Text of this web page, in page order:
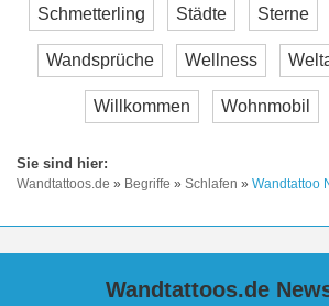
Schmetterling Städte Sterne
Wandsprüche Wellness
Willkommen Wohnmobil
Wandtattoos.de » Begriffe » Schlafen » Wandtattoo
Wandtattoos.de